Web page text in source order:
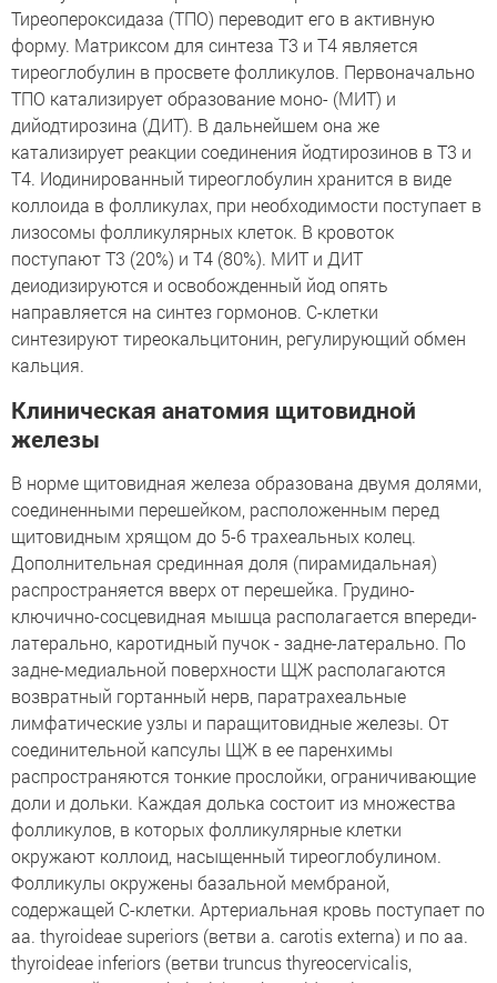
Тиреопероксидаза (ТПО) переводит его в активную
форму. Матриксом для синтеза Т3 и Т4 является
тиреоглобулин в просвете фолликулов. Первоначально
ТПО катализирует образование моно- (МИТ) и
дийодтирозина (ДИТ). В дальнейшем она же
катализирует реакции соединения йодтирозинов в Т3 и
Т4. Иодинированный тиреоглобулин хранится в виде
коллоида в фолликулах, при необходимости поступает в
лизосомы фолликулярных клеток. В кровоток
поступают Т3 (20%) и Т4 (80%). МИТ и ДИТ
деиодизируются и освобожденный йод опять
направляется на синтез гормонов. С-клетки
синтезируют тиреокальцитонин, регулирующий обмен
кальция.
Клиническая анатомия щитовидной
железы
В норме щитовидная железа образована двумя долями,
соединенными перешейком, расположенным перед
щитовидным хрящом до 5-6 трахеальных колец.
Дополнительная срединная доля (пирамидальная)
распространяется вверх от перешейка. Грудино-
ключично-сосцевидная мышца располагается впереди-
латерально, каротидный пучок - задне-латерально. По
задне-медиальной поверхности ЩЖ располагаются
возвратный гортанный нерв, паратрахеальные
лимфатические узлы и паращитовидные железы. От
соединительной капсулы ЩЖ в ее паренхимы
распространяются тонкие прослойки, ограничивающие
доли и дольки. Каждая долька состоит из множества
фолликулов, в которых фолликулярные клетки
окружают коллоид, насыщенный тиреоглобулином.
Фолликулы окружены базальной мембраной,
содержащей С-клетки. Артериальная кровь поступает по
aa. thyroideae superiors (ветви a. carotis externa) и по aa.
thyroideae inferiors (ветви truncus thyreocervicalis,